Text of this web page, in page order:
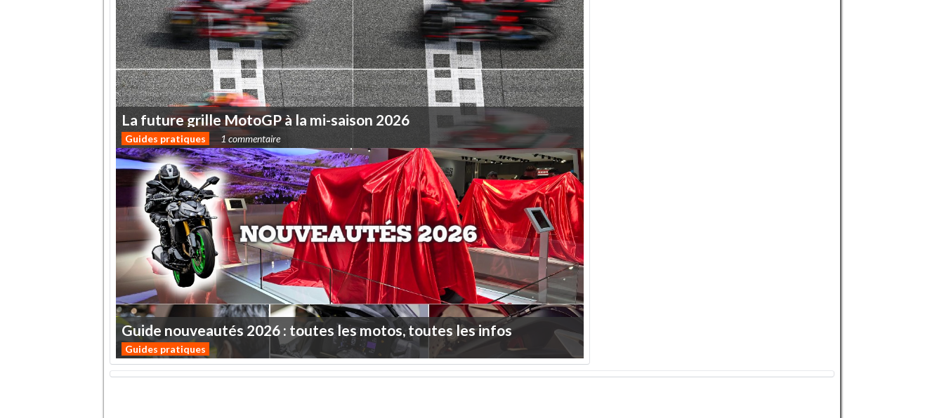
La futuregrilleMotoGP à la mi-saison 2026
Guides pratiques 1 commentaire
Guide nouveautés 2026 : toutes les motos,toutesles infos
Guides pratiques